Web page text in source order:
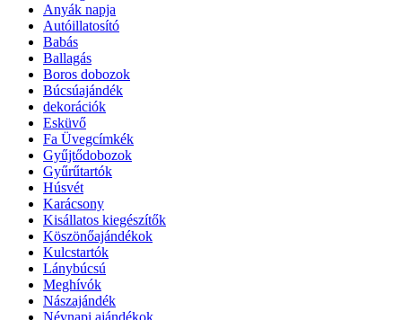
Anyák napja
Autóillatosító
Babás
Ballagás
Boros dobozok
Búcsúajándék
dekorációk
Esküvő
Fa Üvegcímkék
Gyűjtődobozok
Gyűrűtartók
Húsvét
Karácsony
Kisállatos kiegészítők
Köszönőajándékok
Kulcstartók
Lánybúcsú
Meghívók
Nászajándék